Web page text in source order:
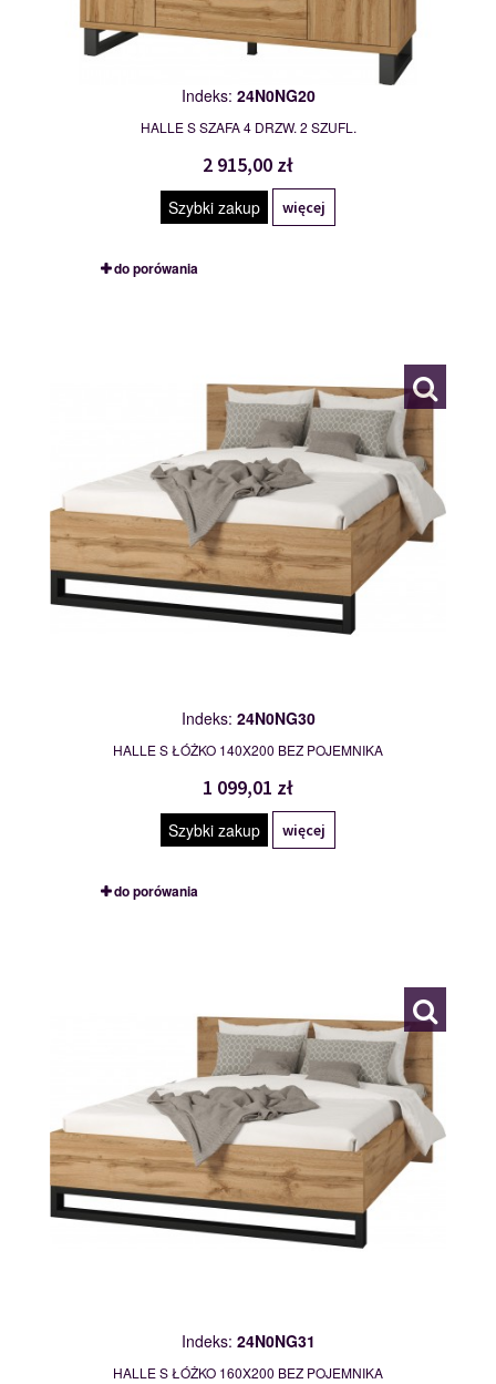
Indeks: 24N0NG20
HALLE S SZAFA 4 DRZW. 2 SZUFL.
2 915,00 zł
Szybki zakup więcej
do porówania
Indeks: 24N0NG30
HALLE S ŁÓŻKO 140X200 BEZ POJEMNIKA
1 099,01 zł
Szybki zakup więcej
do porówania
Indeks: 24N0NG31
HALLE S ŁÓŻKO 160X200 BEZ POJEMNIKA